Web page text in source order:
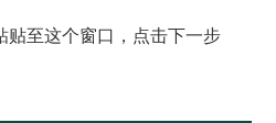
贴至这个窗口，点击下一步